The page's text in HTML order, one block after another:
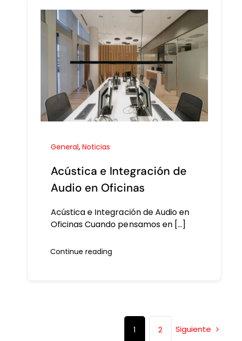
General,Noticias
Acústica e Integración de
Audio en Oficinas
Acústica e Integración de Audio en
Oficinas Cuando pensamos en [...]
Continue reading
1 2 Siguiente